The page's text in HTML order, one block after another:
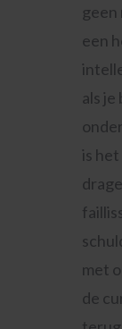
geen
een
als
is
met
de